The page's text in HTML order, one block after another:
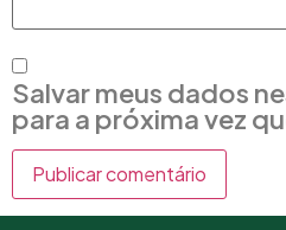
Salvar meus dados
para a próxima vez